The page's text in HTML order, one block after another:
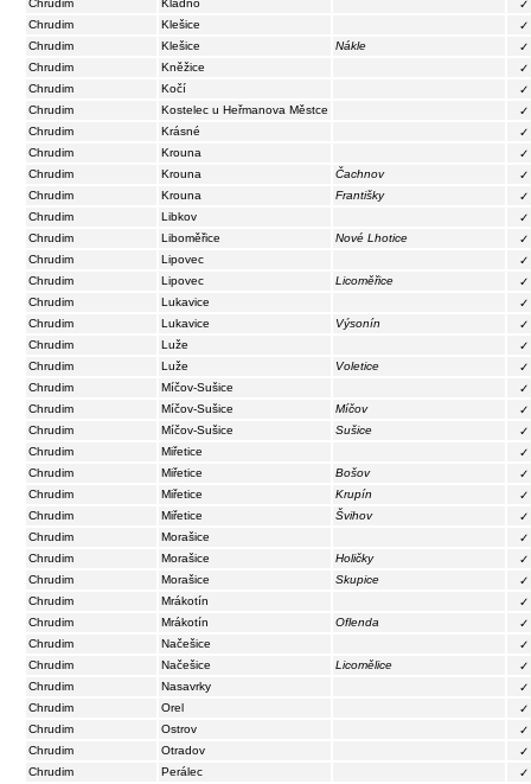
✓
Chrudim
Klešice
✓
Chrudim
Klešice Nákle
✓
Chrudim
Kněžice
✓
Chrudim
Kočí
✓
Chrudim
Kostelec u Heřmanova Městce
✓
Chrudim
Krásné
✓
Chrudim
Krouna
✓
Chrudim
Krouna Čachnov
✓
Chrudim
Krouna Františky
✓
Chrudim
Libkov
✓
Chrudim
Liboměřice Nové Lhotice
✓
Chrudim
Lipovec
✓
Chrudim
Lipovec Licoměřice
✓
Chrudim
Lukavice
✓
Chrudim
Lukavice Výsonín
✓
Chrudim
Luže
✓
Chrudim
Luže Voletice
✓
Chrudim
Míčov-Sušice
✓
Chrudim
Míčov-Sušice Míčov
✓
Chrudim
Míčov-Sušice Sušice
✓
Chrudim
Miřetice
✓
Chrudim
Miřetice Bošov
✓
Chrudim
Miřetice Krupín
✓
Chrudim
Miřetice Švihov
✓
Chrudim
Morašice
✓
Chrudim
Morašice Holičky
✓
Chrudim
Morašice Skupice
✓
Chrudim
Mrákotín
✓
Chrudim
Mrákotín Oflenda
✓
Chrudim
Načešice
✓
Chrudim
Načešice Licomělice
✓
Chrudim
Nasavrky
✓
Chrudim
Orel
✓
Chrudim
Ostrov
✓
Chrudim
Otradov
✓
Chrudim
Perálec
✓